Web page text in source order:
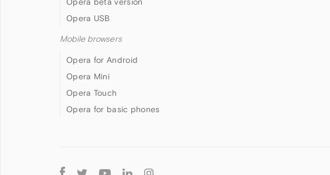
Opera beta version
Opera USB
Mobile browsers
Opera for Android
Opera Mini
Opera Touch
Opera for basic phones
Follow